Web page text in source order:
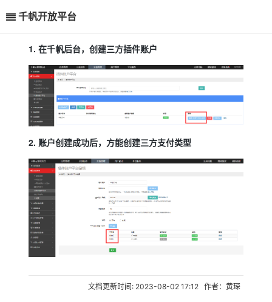
千帆开放平台
1. 在千帆后台，创建三方插件账户
2. 账户创建成功后，方能创建三方支付类型
文档更新时间: 2023-08-02 17:12 作者：黄琛